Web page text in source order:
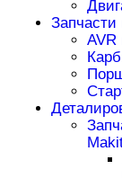
Запчасти
AVR